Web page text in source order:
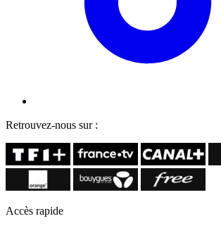
Retrouvez-nous sur :
Accès rapide